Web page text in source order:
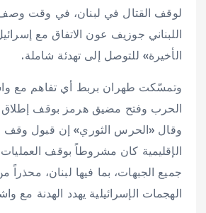
لوقف القتال في لبنان، في وقت
اللبناني جوزيف عون الاتفاق مع
الأخيرة» للتوصل إلى تهدئة شاملة.
وتمسّكت طهران بربط أي تفاهم مع
الحرب وفتح مضيق هرمز بوقف إطلاق
وقال «الحرس الثوري» إن قبول وقف
الإقليمية كان مشروطاً بوقف
جميع الجبهات، بما فيها لبنان، محذراً
الهجمات الإسرائيلية يهدد الهدنة مع